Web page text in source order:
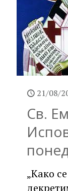
21/08/
Св.
„Како